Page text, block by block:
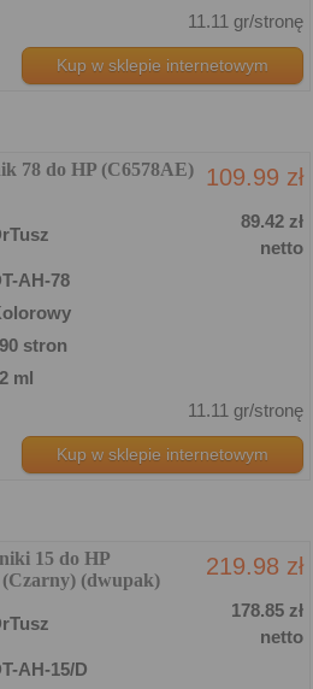
11.11 gr/stronę
Kup w sklepie internetowym
78 do HP (C6578AE)
109.99 zł
89.42 zł
netto
AH-78
stron
ml
11.11 gr/stronę
Kup w sklepie internetowym
15 do HP
(Czarny) (dwupak)
219.98 zł
178.85 zł
netto
AH-15/D